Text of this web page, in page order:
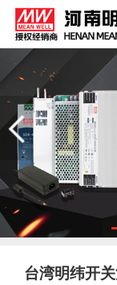
台湾明纬开